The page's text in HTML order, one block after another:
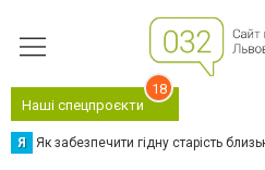
Наші спецпроєкти
18
Я Як забезпечити гідну старість